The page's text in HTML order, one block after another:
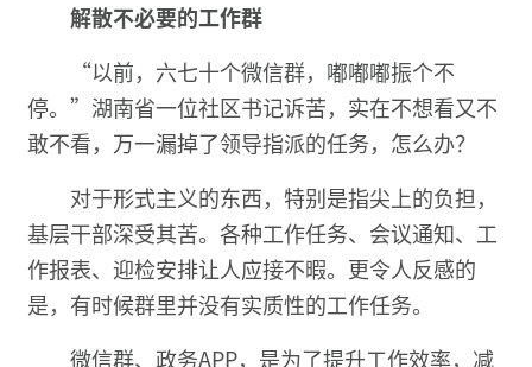
解散不必要的工作群
“以前，六七十个微信群，嘟嘟嘟振个不
停。”湖南省一位社区书记诉苦，实在不想看又不
敢不看，万一漏掉了领导指派的任务，怎么办？
对于形式主义的东西，特别是指尖上的负担，
基层干部深受其苦。各种工作任务、会议通知、工
作报表、迎检安排让人应接不暇。更令人反感的
是，有时候群里并没有实质性的工作任务。
微信群、政务APP，是为了提升工作效率，减